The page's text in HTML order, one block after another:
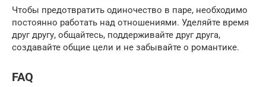
Чтобы предотвратить одиночество в паре, необходимо
постоянно работать над отношениями. Уделяйте время
друг другу, общайтесь, поддерживайте друг друга,
создавайте общие цели и не забывайте о романтике.
FAQ